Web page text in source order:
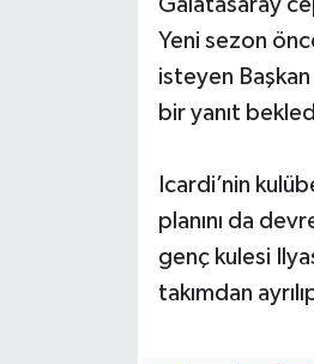
Yeni sezon
isteyen Başkan
bir yanıt
Icardi’nin
planını da
genç kulesi
takımdan